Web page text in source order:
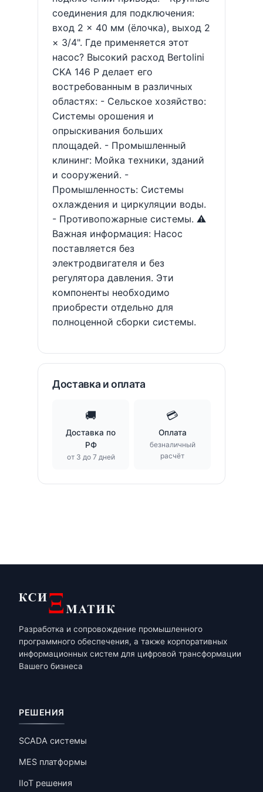
соединения для подключения:
вход 2 × 40 мм (ёлочка), выход 2
× 3/4". Где применяется этот
насос? Высокий расход Bertolini
CKA 146 P делает его
востребованным в различных
областях: - Сельское хозяйство:
Системы орошения и
опрыскивания больших
площадей. - Промышленный
клининг: Мойка техники, зданий
и сооружений. -
Промышленность: Системы
охлаждения и циркуляции воды.
- Противопожарные системы. ⚠️
Важная информация: Насос
поставляется без
электродвигателя и без
регулятора давления. Эти
компоненты необходимо
приобрести отдельно для
полноценной сборки системы.
Доставка и оплата
🚚
Доставка по
РФ
от 3 до 7 дней
💳
Оплата
безналичный
расчёт
Разработка и сопровождение промышленного
программного обеспечения, а также корпоративных
информационных систем для цифровой трансформации
Вашего бизнеса
РЕШЕНИЯ
SCADA системы
MES платформы
IIoT решения